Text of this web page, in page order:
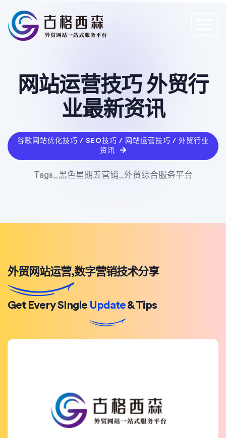
网站运营技巧 外贸行
业最新资讯
谷歌网站优化技巧 / SEO技巧 / 网站运营技巧 / 外贸行业
资讯
Tags_黑色星期五营销_外贸综合服务平台
外贸网站运营,数字营销技术分享
Get Every SIngle Update& Tips